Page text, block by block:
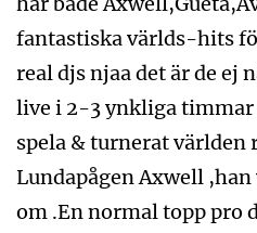
fantastiska världs-hits
real djs njaa det är de ej
live i 2-3 ynkliga timmar
spela & turnerat världen
Lundapågen Axwell
om .En normal topp pro